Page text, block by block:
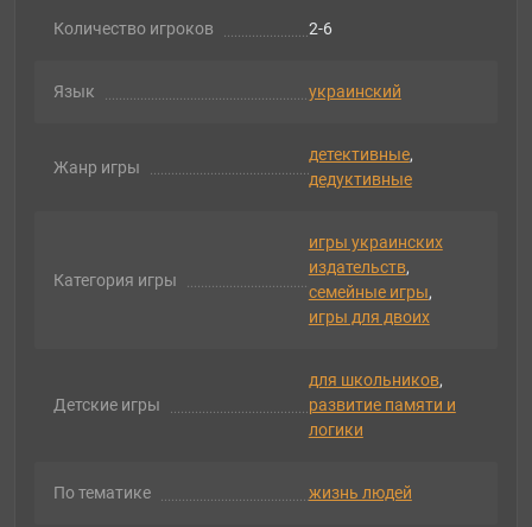
Количество игроков 2-6
Язык украинский
Жанр игры
детективные,
дедуктивные
Категория игры
игры украинских
издательств,
семейные игры,
игры для двоих
Детские игры
для школьников,
развитие памяти и
логики
По тематике жизнь людей